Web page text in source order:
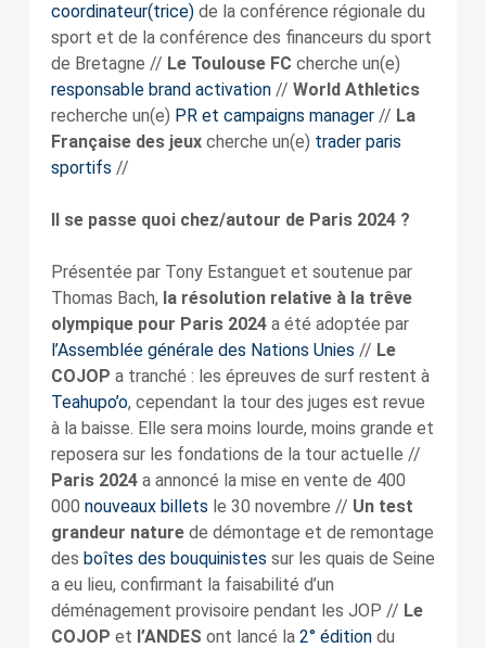
coordinateur(trice)de la conférence régionale du
sport et de la conférence des financeurs du sport
de Bretagne // Le Toulouse FC cherche un(e)
responsable brand activation// World Athletics
recherche un(e) PR et campaigns manager// La
Française des jeuxcherche un(e) trader paris
sportifs //
Il se passe quoi chez/autour de Paris 2024 ?
Présentée par Tony Estanguet et soutenue par
Thomas Bach, la résolution relative à la trêve
olympique pour Paris 2024a été adoptée par
l’Assemblée générale des Nations Unies // Le
COJOP a tranché : les épreuves de surf restent à
Teahupo’o, cependant la tour des juges est revue
à la baisse. Elle sera moins lourde, moins grande et
reposera sur les fondations de la tour actuelle //
Paris 2024a annoncé la mise en vente de 400
000 nouveaux billets le 30 novembre // Un test
grandeur naturede démontage et de remontage
des boîtes des bouquinistes sur les quais de Seine
a eu lieu, confirmant la faisabilité d’un
déménagement provisoire pendant les JOP // Le
COJOP et l’ANDES ont lancé la 2° éditiondu